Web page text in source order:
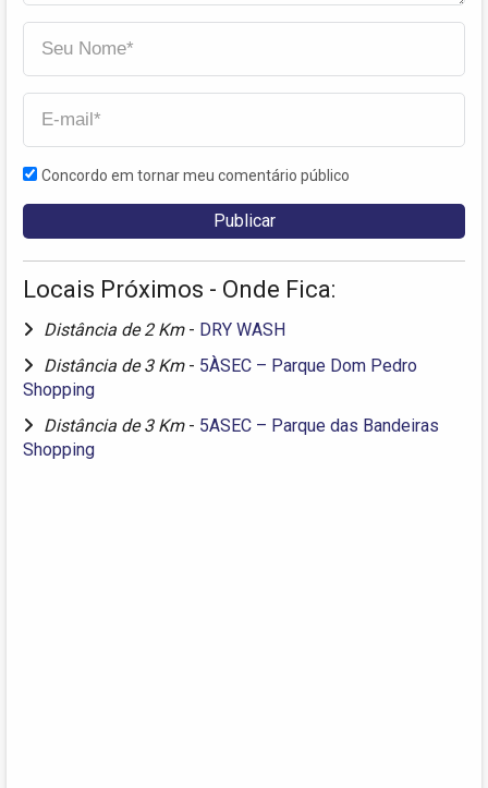
Concordo em tornar meu comentário público
Locais Próximos - Onde Fica:
Distância de 2 Km - DRY WASH
Distância de 3 Km - 5ÀSEC – Parque Dom Pedro
Shopping
Distância de 3 Km - 5ASEC – Parque das Bandeiras
Shopping